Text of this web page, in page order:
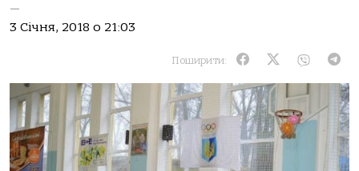
—
3 Січня, 2018 о 21:03
Поширити: